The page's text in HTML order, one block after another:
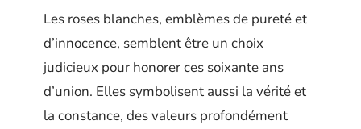
Les roses blanches, emblèmes de pureté et
d’innocence, semblent être un choix
judicieux pour honorer ces soixante ans
d’union. Elles symbolisent aussi la vérité et
la constance, des valeurs profondément